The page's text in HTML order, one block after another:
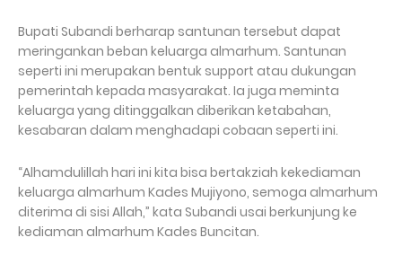
Bupati Subandi berharap santunan tersebut dapat
meringankan beban keluarga almarhum. Santunan
seperti ini merupakan bentuk support atau dukungan
pemerintah kepada masyarakat. Ia juga meminta
keluarga yang ditinggalkan diberikan ketabahan,
kesabaran dalam menghadapi cobaan seperti ini.
“Alhamdulillah hari ini kita bisa bertakziah kekediaman
keluarga almarhum Kades Mujiyono, semoga almarhum
diterima di sisi Allah,” kata Subandi usai berkunjung ke
kediaman almarhum Kades Buncitan.